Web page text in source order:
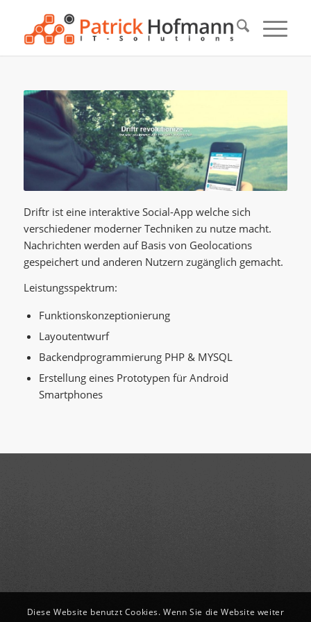
Driftr ist eine interaktive Social-App welche sich
verschiedener moderner Techniken zu nutze macht.
Nachrichten werden auf Basis von Geolocations
gespeichert und anderen Nutzern zugänglich gemacht.
Leistungsspektrum:
Funktionskonzeptionierung
Layoutentwurf
Backendprogrammierung PHP & MYSQL
Erstellung eines Prototypen für Android
Smartphones
Diese Website benutzt Cookies. Wenn Sie die Website weiter